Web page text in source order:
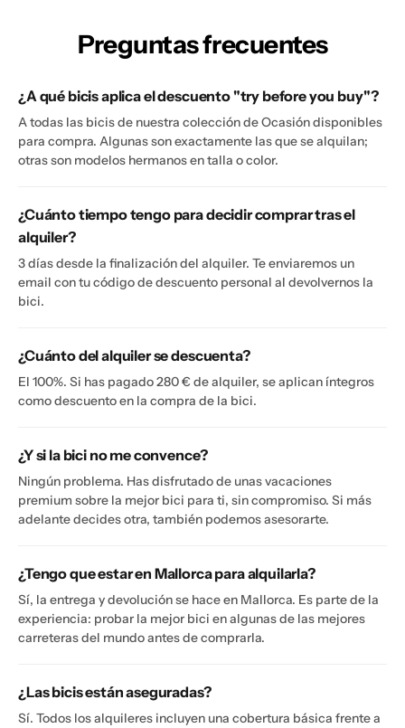
Preguntas frecuentes
¿A qué bicis aplica el descuento "try before you buy"?
A todas las bicis de nuestra colección de Ocasión disponibles
para compra. Algunas son exactamente las que se alquilan;
otras son modelos hermanos en talla o color.
¿Cuánto tiempo tengo para decidir comprar tras el
alquiler?
3 días desde la finalización del alquiler. Te enviaremos un
email con tu código de descuento personal al devolvernos la
bici.
¿Cuánto del alquiler se descuenta?
El 100%. Si has pagado 280 € de alquiler, se aplican íntegros
como descuento en la compra de la bici.
¿Y si la bici no me convence?
Ningún problema. Has disfrutado de unas vacaciones
premium sobre la mejor bici para ti, sin compromiso. Si más
adelante decides otra, también podemos asesorarte.
¿Tengo que estar en Mallorca para alquilarla?
Sí, la entrega y devolución se hace en Mallorca. Es parte de la
experiencia: probar la mejor bici en algunas de las mejores
carreteras del mundo antes de comprarla.
¿Las bicis están aseguradas?
Sí. Todos los alquileres incluyen una cobertura básica frente a